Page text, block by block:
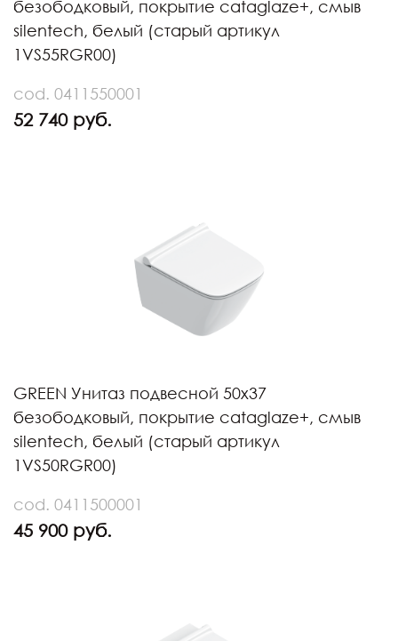
безободковый, покрытие cataglaze+, смыв
silentech, белый (старый артикул
1VS55RGR00)
cod. 0411550001
52 740 руб.
GREEN Унитаз подвесной 50х37
безободковый, покрытие cataglaze+, смыв
silentech, белый (старый артикул
1VS50RGR00)
cod. 0411500001
45 900 руб.